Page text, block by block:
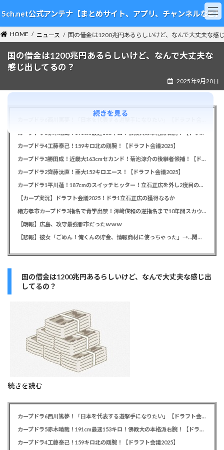
ン
テ
ン
ツ
ビ
ゲ
ー
シ
5ch.net公式アンテナ【まとめサイト、アプリ、チャンネルなど】
HOME ニュース 国の借金は1200兆円あるらしいけど、なんで大丈夫な感
国の借金は1200兆円あるらしいけど、なんで大丈夫な
感じ出してるの？
2025年9月20日
カープドラ5赤木晴哉！191cm最速153キロ！佛教大の本格派右腕！【ドラフト会議2025】
カープドラ4工藤泰己！159キロ北の剛腕！【ドラフト会議2025】
カープドラ3勝田成！近畿大163cmセカンド！菊池涼介の後継者候補！【ドラフト会議2025】
カープドラ2齊藤汰直！亜大152キロエース！【ドラフト会議2025】
カープドラ1平川蓮！187cmのスイッチヒッター！立石正広を外し2度目の重複も新井監督がクジを引き当てる！【ドラフト会議2025】
【カープ実況】ドラフト会議2025！ドラ1立石正広の獲得なるか
緒方孝市カープドラ3指名で青学出禁！澤﨑俊和の逆指名まで10年間スカウト出禁
【朗報】広島、攻守最強都市だったｗｗｗ
【悲報】彼女「ごめん！俺くんの貯金、情報商材に使っちゃった」→…問い詰めたらギャン泣きされたんだが俺が悪いのか？
国の借金は1200兆円あるらしいけど、なんで大丈夫な感じ出
してるの？
続きを読む
続きを見る
カープドラ6西川篤夢！「日本を代表する遊撃手になりたい」【ドラフト会議2025】
カープドラ5赤木晴哉！191cm最速153キロ！佛教大の本格派右腕！【ドラフト会議2025】
カープドラ4工藤泰己！159キロ北の剛腕！【ドラフト会議2025】